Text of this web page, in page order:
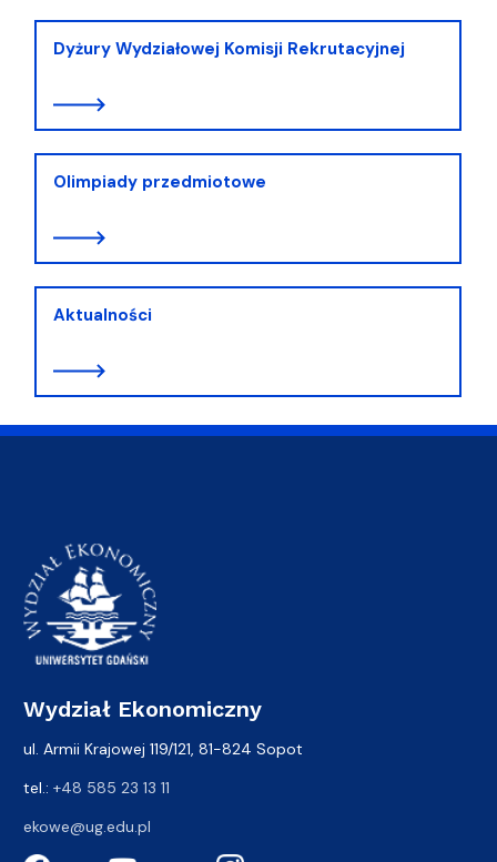
Dyżury Wydziałowej Komisji Rekrutacyjnej
Olimpiady przedmiotowe
Aktualności
Wydział Ekonomiczny
ul. Armii Krajowej 119/121, 81-824 Sopot
tel.: +48 585 23 13 11
ekowe@ug.edu.pl